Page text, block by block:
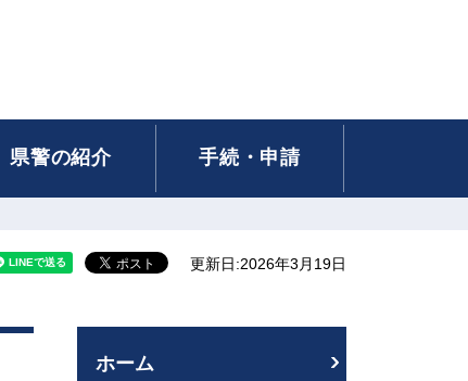
県警の紹介 手続・申請
更新日:2026年3月19日
ホーム